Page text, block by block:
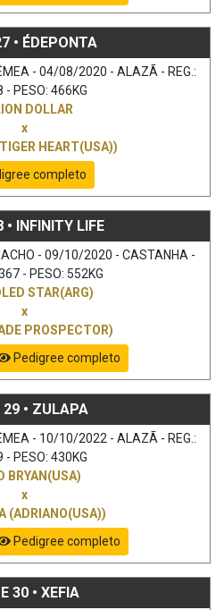
• ÉDEPONTA
- 04/08/2020 - ALAZÃ - REG.:
- PESO: 466KG
DOLLAR
x
HEART(USA))
completo
• INFINITY LIFE
- 09/10/2020 - CASTANHA -
- PESO: 552KG
STAR(ARG)
x
PROSPECTOR)
Pedigree completo
29 • ZULAPA
- 10/10/2022 - ALAZÃ - REG.:
- PESO: 430KG
BRYAN(USA)
x
(ADRIANO(USA))
Pedigree completo
30 • XEFIA